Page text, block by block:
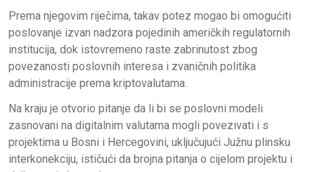
Prema njegovim riječima, takav potez mogao bi omogućiti
poslovanje izvan nadzora pojedinih američkih regulatornih
institucija, dok istovremeno raste zabrinutost zbog
povezanosti poslovnih interesa i zvaničnih politika
administracije prema kriptovalutama.
Na kraju je otvorio pitanje da li bi se poslovni modeli
zasnovani na digitalnim valutama mogli povezivati i s
projektima u Bosni i Hercegovini, uključujući Južnu plinsku
interkonekciju, ističući da brojna pitanja o cijelom projektu i